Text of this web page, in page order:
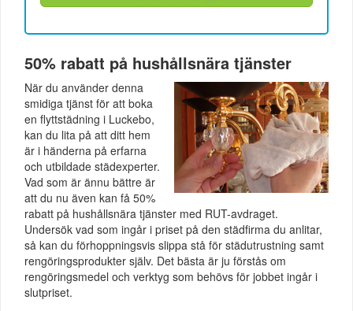
50% rabatt på hushållsnära tjänster
När du använder denna
smidiga tjänst för att boka
en flyttstädning i Luckebo,
kan du lita på att ditt hem
är i händerna på erfarna
och utbildade städexperter.
Vad som är ännu bättre är
att du nu även kan få 50%
rabatt på hushållsnära tjänster med RUT-avdraget.
Undersök vad som ingår i priset på den städfirma du anlitar,
så kan du förhoppningsvis slippa stå för städutrustning samt
rengöringsprodukter själv. Det bästa är ju förstås om
rengöringsmedel och verktyg som behövs för jobbet ingår i
slutpriset.